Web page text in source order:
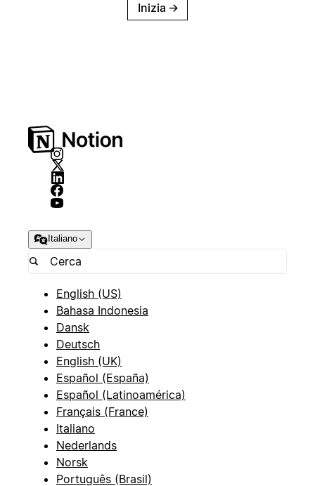
Inizia →
Italiano
English (US)
Bahasa Indonesia
Dansk
Deutsch
English (UK)
Español (España)
Español (Latinoamérica)
Français (France)
Italiano
Nederlands
Norsk
Português (Brasil)